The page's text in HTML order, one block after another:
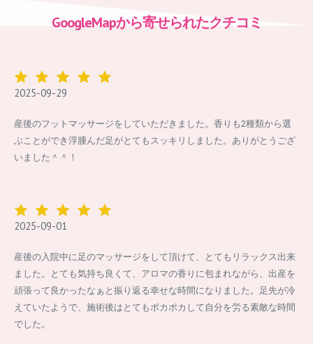
GoogleMapから寄せられたクチコミ
2025-09-29
産後のフットマッサージをしていただきました。香りも2種類から選
ぶことができ浮腫んだ足がとてもスッキリしました。ありがとうござ
いました＾＾！
2025-09-01
産後の入院中に足のマッサージをして頂けて、とてもリラックス出来
ました。とても気持ち良くて、アロマの香りに包まれながら、出産を
頑張って良かったなぁと振り返る幸せな時間になりました。足先が冷
えていたようで、施術後はとてもポカポカして自分を労る素敵な時間
でした。